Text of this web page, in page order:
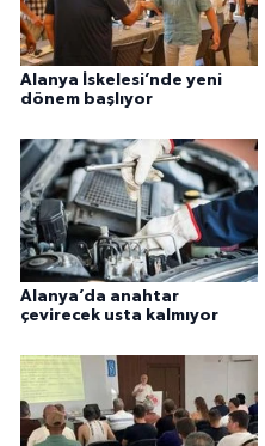
Alanya İskelesi’nde yeni
dönem başlıyor
Alanya’da anahtar
çevirecek usta kalmıyor